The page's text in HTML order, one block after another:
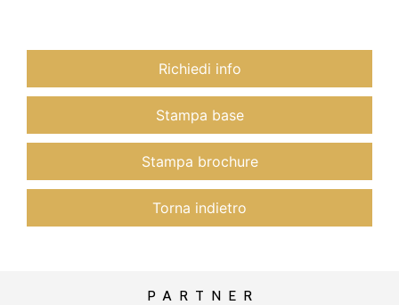
Richiedi info
Stampa base
Stampa brochure
Torna indietro
PARTNER